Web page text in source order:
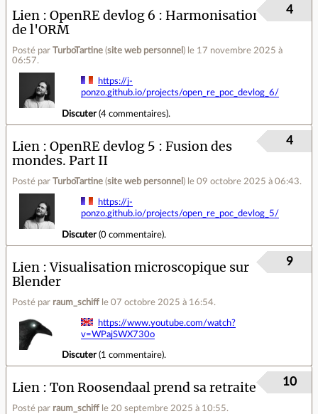
Lien
OpenRE devlog 6 : Harmonisation
de l'ORM
Posté par TurboTartine (site web personnel ) le 17 novembre 2025 à
06:57.
4
https://j-
ponzo.github.io/projects/open_re_poc_devlog_6/
Discuter(4 commentaires).
Lien
OpenRE devlog 5 : Fusion des
mondes. Part II
Posté par TurboTartine (site web personnel ) le 09 octobre 2025 à 06:43.
4
https://j-
ponzo.github.io/projects/open_re_poc_devlog_5/
Discuter(0 commentaire).
Lien
Visualisation microscopique sur
Blender
Posté par raum_schiff le 07 octobre 2025 à 16:54.
9
https://www.youtube.com/watch?
v=WPajSWX730o
Discuter(1 commentaire).
Lien Ton Roosendaal prend sa retraite
Posté par raum_schiff le 20 septembre 2025 à 10:55.
10